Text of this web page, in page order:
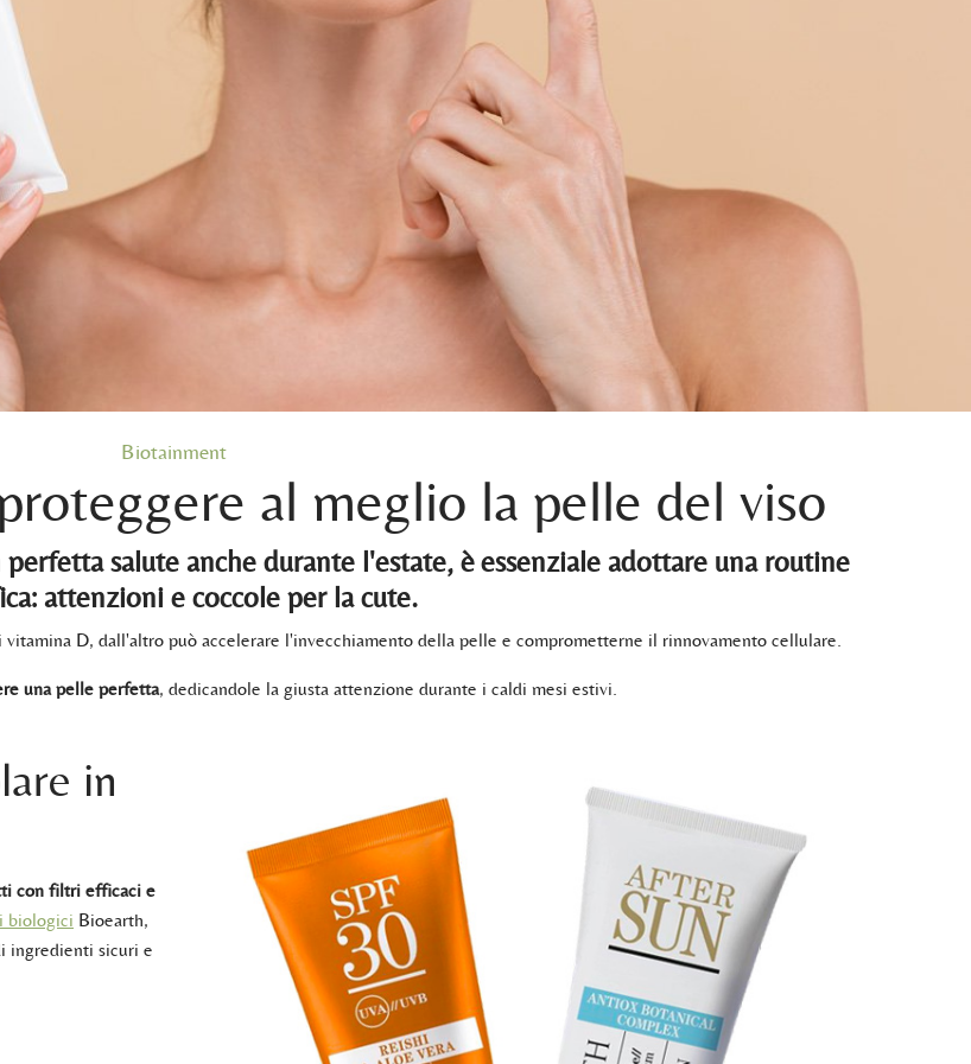
Biotainment
al meglio la pelle del viso
salute anche durante l'estate, è essenziale adottare una routine
attenzioni e coccole per la cute.
D, dall'altro può accelerare l'invecchiamento della pelle e comprometterne il rinnovamento cellulare.
una pelle perfetta, dedicandole la giusta attenzione durante i caldi mesi estivi.
in
con filtri efficaci e
biologici Bioearth,
ingredienti sicuri e